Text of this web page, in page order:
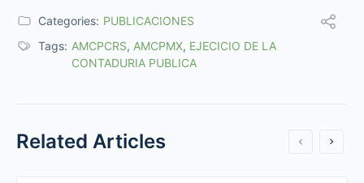
Categories: PUBLICACIONES
Tags: AMCPCRS, AMCPMX, EJECICIO DE LA
CONTADURIA PUBLICA
Related Articles